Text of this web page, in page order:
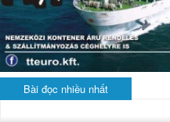
Bài đọc nhiều nhất